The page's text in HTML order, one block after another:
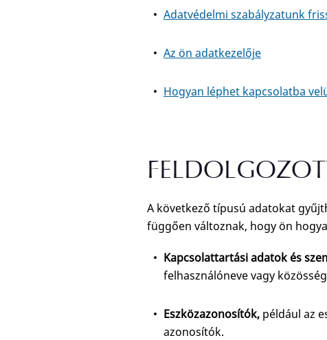
Adatvédelmi szabályzatunk
Az ön adatkezelője
Hogyan léphet kapcsolatba
A következő típusú adatokat
függően változnak, hogy ön
Kapcsolattartási adatok és
felhasználóneve vagy
Eszközazonosítók, például az
azonosítók.